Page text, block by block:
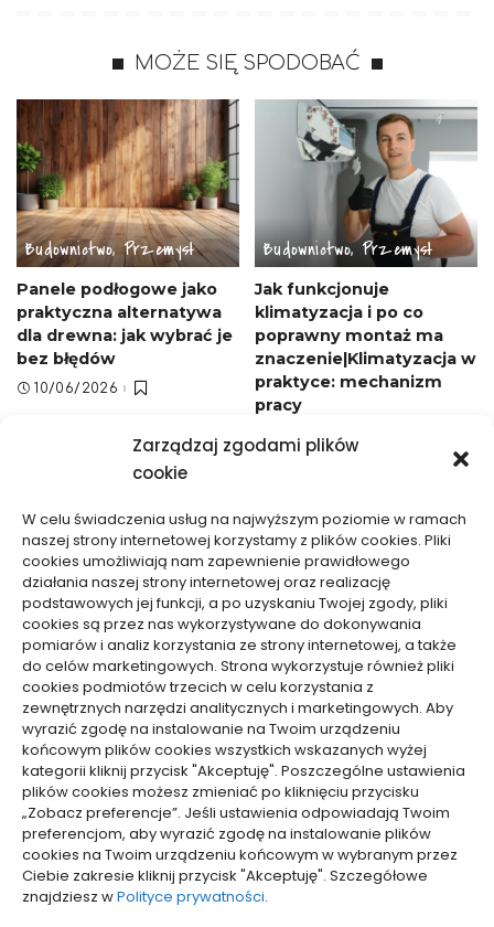
Zarządzaj zgodami plików
cookie
W celu świadczenia usług na najwyższym poziomie w ramach
naszej strony internetowej korzystamy z plików cookies. Pliki
cookies umożliwiają nam zapewnienie prawidłowego
działania naszej strony internetowej oraz realizację
podstawowych jej funkcji, a po uzyskaniu Twojej zgody, pliki
cookies są przez nas wykorzystywane do dokonywania
pomiarów i analiz korzystania ze strony internetowej, a także
do celów marketingowych. Strona wykorzystuje również pliki
cookies podmiotów trzecich w celu korzystania z
zewnętrznych narzędzi analitycznych i marketingowych. Aby
wyrazić zgodę na instalowanie na Twoim urządzeniu
końcowym plików cookies wszystkich wskazanych wyżej
kategorii kliknij przycisk "Akceptuję". Poszczególne ustawienia
plików cookies możesz zmieniać po kliknięciu przycisku
„Zobacz preferencje”. Jeśli ustawienia odpowiadają Twoim
preferencjom, aby wyrazić zgodę na instalowanie plików
cookies na Twoim urządzeniu końcowym w wybranym przez
Ciebie zakresie kliknij przycisk "Akceptuję". Szczegółowe
znajdziesz wPolityce prywatności.
MOŻE SIĘ SPODOBAĆ
Budownictwo, Przemysł
Panele podłogowe jako
praktyczna alternatywa
dla drewna: jak wybrać je
bez błędów
10/06/2026
Budownictwo, Przemysł
Jak funkcjonuje
klimatyzacja i po co
poprawny montaż ma
znaczenie|Klimatyzacja w
praktyce: mechanizm
pracy
11/02/2026
Budownictwo, Przemysł
Czym zabezpieczyć
beton na balkonie przed
wodą – trwały efekt
09/01/2026
Budownictwo, Przemysł
Podłoga w łazience bez
płytek – trwałość, koszty,
inspiracje
19/12/2025
WCZYTAJ WIĘCEJ
pozyjonowanie lokalne